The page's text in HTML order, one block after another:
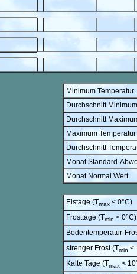
Minimum Temperatur
Durchschnitt
Durchschnitt
Maximum Temperatur
Durchschnitt
Monat Standard-
Monat Normal Wert
Eistage (Tmax< 0°C)
Frosttage (Tmin < 0°C)
Bodentemperatur-
strenger Frost (Tmin
Kalte Tage (Tmax<